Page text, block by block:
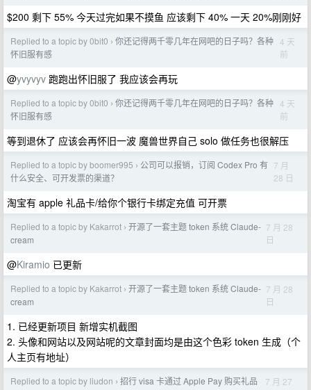
$200 剩下 55% 今天过完如果不摸鱼 应该剩下 40% 一天 20%刚刚好
Replied to a topic by 0bit0 › 你还记得两千零几年在网吧的日子吗？各种
怀旧服有感
4 天
前
@yvyvyv 跑跑出怀旧服了 我应该会再玩
Replied to a topic by 0bit0 › 你还记得两千零几年在网吧的日子吗？各种
怀旧服有感
4 天
前
等到退休了 应该会再怀旧一波 魔兽世界自己 solo 做任务也很解压
Replied to a topic by boomer995 › 公司可以报销，订阅 Codex Pro 有
什么安全、可开发票的渠道？
7 月
28 日
淘宝有 apple 礼品卡/给你个银行卡绑定充值 可开票
Replied to a topic by Kakarrot › 开源了一套主题 token 系统 Claude-
cream
7 月 28
日
@Kiramio 已更新
Replied to a topic by Kakarrot › 开源了一套主题 token 系统 Claude-
cream
7 月 28
日
1. 已经更新项目 新增实机截图
2. 头像和网站以及网站呢的文章封面均是由这个色彩 token 生成（个
人主页有地址）
Replied to a topic by liudon › 招行 visa 卡通过 Apple Pay 购买礼品
7 月 27